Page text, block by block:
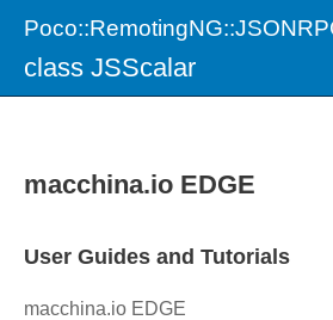
class JSScalar